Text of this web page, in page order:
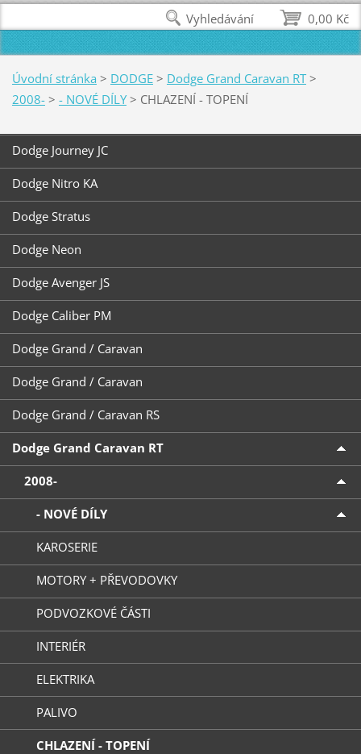
Úvodní stránka > DODGE > Dodge Grand Caravan RT >
2008- > - NOVÉ DÍLY > CHLAZENÍ - TOPENÍ
Dodge Journey JC
Dodge Nitro KA
Dodge Stratus
Dodge Neon
Dodge Avenger JS
Dodge Caliber PM
Dodge Grand / Caravan
Dodge Grand / Caravan
Dodge Grand / Caravan RS
Dodge Grand Caravan RT
2008-
- NOVÉ DÍLY
KAROSERIE
MOTORY + PŘEVODOVKY
PODVOZKOVÉ ČÁSTI
INTERIÉR
ELEKTRIKA
PALIVO
CHLAZENÍ - TOPENÍ
0,00 Kč
Vyhledávání